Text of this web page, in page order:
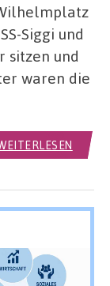
Siggi und
sitzen und
waren die